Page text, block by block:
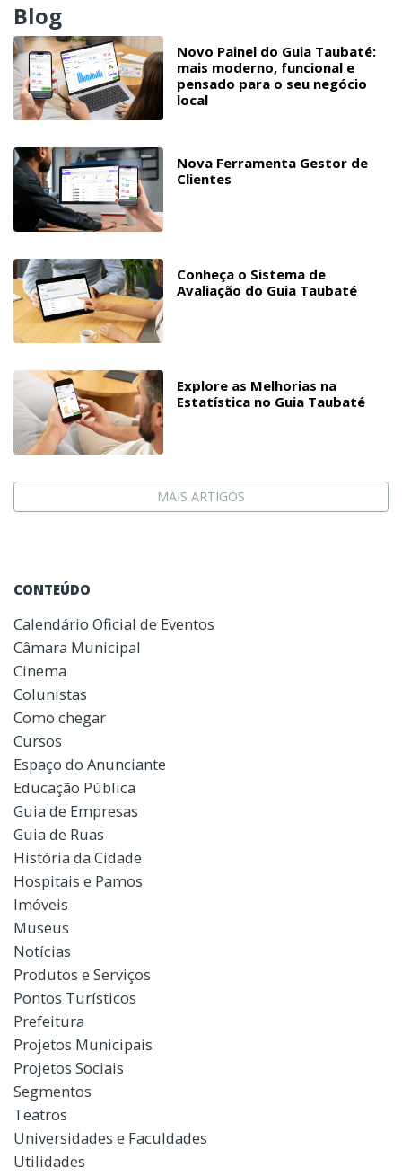
Blog
Novo Painel do Guia Taubaté:
mais moderno, funcional e
pensado para o seu negócio
local
Nova Ferramenta Gestor de
Clientes
Conheça o Sistema de
Avaliação do Guia Taubaté
Explore as Melhorias na
Estatística no Guia Taubaté
MAIS ARTIGOS
CONTEÚDO
Calendário Oficial de Eventos
Câmara Municipal
Cinema
Colunistas
Como chegar
Cursos
Espaço do Anunciante
Educação Pública
Guia de Empresas
Guia de Ruas
História da Cidade
Hospitais e Pamos
Imóveis
Museus
Notícias
Produtos e Serviços
Pontos Turísticos
Prefeitura
Projetos Municipais
Projetos Sociais
Segmentos
Teatros
Universidades e Faculdades
Utilidades